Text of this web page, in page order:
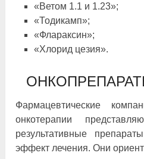
«Ветом 1.1 и 1.23»;
«Тодикамп»;
«Флараксин»;
«Хлорид цезия».
Фармацевтические
онкотерапии
результативные
эффект лечения. Они